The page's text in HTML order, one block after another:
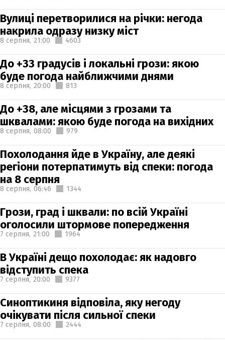
Вулиці перетворилися на річки: негода
накрила одразу низку міст
8 серпня, 21:00 4603
До +33 градусів і локальні грози: якою
буде погода найближчими днями
8 серпня, 20:00 813
До +38, але місцями з грозами та
шквалами: якою буде погода на вихідних
8 серпня, 08:00 979
Похолодання йде в Україну, але деякі
регіони потерпатимуть від спеки: погода
на 8 серпня
8 серпня, 06:46 1344
Грози, град і шквали: по всій Україні
оголосили штормове попередження
7 серпня, 21:00 1964
В Україні дещо похолодає: як надовго
відступить спека
7 серпня, 20:00 9377
Синоптикиня відповіла, яку негоду
очікувати після сильної спеки
7 серпня, 08:00 2444